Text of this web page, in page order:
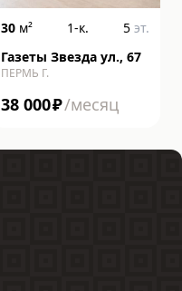
30 м² 1-к. 5 эт.
Газеты Звезда ул., 67
ПЕРМЬ Г.
38 000₽/месяц